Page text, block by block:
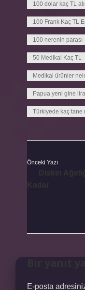
100 dolar kaç TL
100 Frank Kaç TL
100 nerenin parası
50 Medikal Kaç TL
Medikal ürünler
Papua yeni gine
Türkiyede kaç tane
Önceki Yazı
E-posta